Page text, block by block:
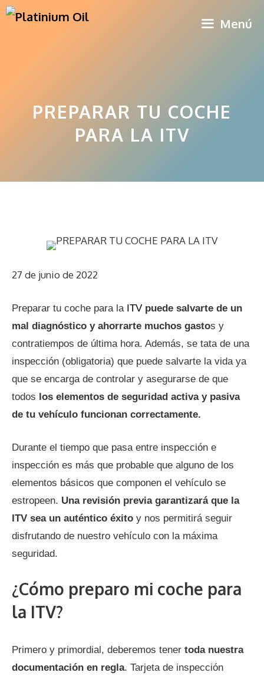
Saltar
Menú
PREPARAR TU COCHE
PARA LA ITV
27 de junio de 2022
Preparar tu coche para la ITV puede salvarte de un
mal diagnóstico y ahorrarte muchos gastos y
contratiempos de última hora. Además, se tata de una
inspección (obligatoria) que puede salvarte la vida ya
que se encarga de controlar y asegurarse de que
todos los elementos de seguridad activa y pasiva
de tu vehículo funcionan correctamente.
Durante el tiempo que pasa entre inspección e
inspección es más que probable que alguno de los
elementos básicos que componen el vehículo se
estropeen. Una revisión previa garantizará que la
ITV sea un auténtico éxito y nos permitirá seguir
disfrutando de nuestro vehículo con la máxima
seguridad.
¿Cómo preparo mi coche para
la ITV?
Primero y primordial, deberemos tener toda nuestra
documentación en regla. Tarjeta de inspección